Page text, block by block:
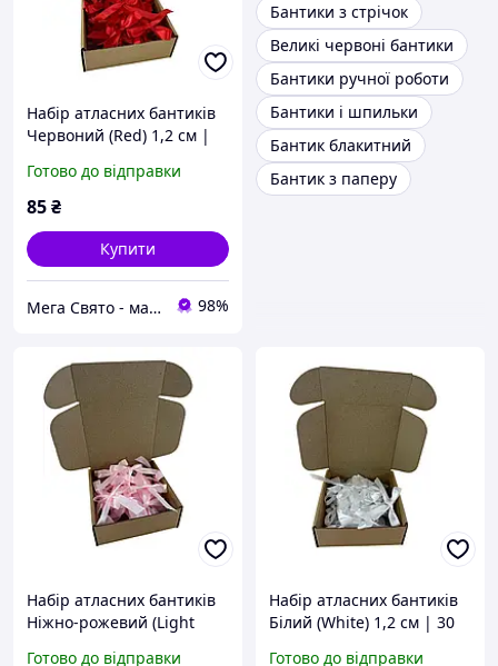
Набір атласних бантиків
Червоний (Red) 1,2 см |
кульок, флористики,
подарунків | Китай
Готово до відправки
85₴
Купити
Мега Свято - магазин аксесуарів для свята та все для оформлення повітряними кульками ГУРТ (ОПТ). 98%
Бантики з стрічок
Великі червоні бантики
Бантики ручної роботи
Бантики і шпильки
Бантик блакитний
Бантик з паперу
Набір атласних бантиків
Ніжно-рожевий (Light
Готово до відправки
Набір атласних бантиків
Білий (White) 1,2 см | 30
Готово до відправки